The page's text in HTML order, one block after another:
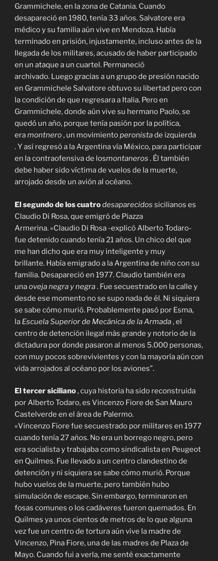
Grammichele, en la zona de Catania. Cuando
desapareció en 1980, tenía 33 años. Salvatore era
médico y su familia aún vive en Mendoza. Había
terminado en prisión, injustamente, incluso antes de la
llegada de los militares, acusado de haber participado
en un ataque a un cuartel. Permaneció
archivado. Luego gracias a un grupo de presión nacido
en Grammichele Salvatore obtuvo su libertad pero con
la condición de que regresara a Italia. Pero en
Grammichele, donde aún vive su hermano Paolo, se
quedó un año, porque tenía pasión por la política,
eramontnero, un movimientoperonistade izquierda
. Y así regresó a la Argentina vía México, para participar
en la contraofensiva de losmontaneros . Él también
debe haber sido víctima de vuelos de la muerte,
arrojado desde un avión al océano.
El segundo de los cuatrodesaparecidos sicilianos es
Claudio Di Rosa, que emigró de Piazza
Armerina. «Claudio Di Rosa -explicó Alberto Todaro-
fue detenido cuando tenía 21 años. Un chico del que
me han dicho que era muy inteligente y muy
brillante. Había emigrado a la Argentina de niño con su
familia. Desapareció en 1977. Claudio también era
unaoveja negra y negra. Fue secuestrado en la calle y
desde ese momento no se supo nada de él. Ni siquiera
se sabe cómo murió. Probablemente pasó por Esma,
la Escuela Superior de Mecánica de la Armada, el
centro de detención ilegal más grande y notorio de la
dictadura por donde pasaron al menos 5.000 personas,
con muy pocos sobrevivientes y con la mayoría aún con
vida arrojados al océano por los aviones”.
El tercer siciliano, cuya historia ha sido reconstruida
por Alberto Todaro, es Vincenzo Fiore de San Mauro
Castelverde en el área de Palermo.
«Vincenzo Fiore fue secuestrado por militares en 1977
cuando tenía 27 años. No era un borrego negro, pero
era socialista y trabajaba como sindicalista en Peugeot
en Quilmes. Fue llevado a un centro clandestino de
detención y ni siquiera se sabe cómo murió. Porque
hubo vuelos de la muerte, pero también hubo
simulación de escape. Sin embargo, terminaron en
fosas comunes o los cadáveres fueron quemados. En
Quilmes ya unos cientos de metros de lo que alguna
vez fue un centro de tortura aún vive la madre de
Vincenzo, Pina Fiore, una de las madres de Plaza de
Mayo. Cuando fui a verla, me senté exactamente